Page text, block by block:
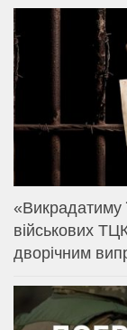
«Викрадатиму
військових
дворічним